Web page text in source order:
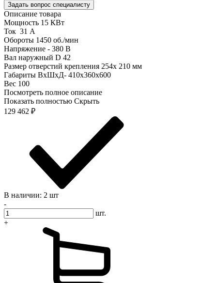
Задать вопрос специалисту
Описание товара
Мощность 15 КВт
Ток 31 А
Обороты 1450 об./мин
Напряжение - 380 В
Вал наружный D 42
Размер отверстий крепления 254х 210 мм
Габариты ВхШхД- 410х360х600
Вес 100
Посмотреть полное описание
Показать полностью Скрыть
129 462 ₽
В наличии: 2 шт
-
шт.
+